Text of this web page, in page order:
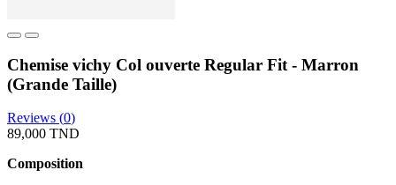
Chemise vichy Col ouverte Regular Fit - Marron
(Grande Taille)
Reviews (0)
89,000 TND
Composition